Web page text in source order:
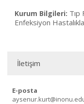
Kurum Bilgileri: Tıp
Enfeksiyon
İletişim
E-posta